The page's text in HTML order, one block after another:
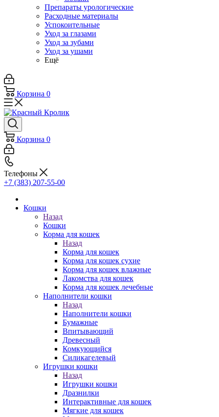
Препараты урологические
Расходные материалы
Успокоительные
Уход за глазами
Уход за зубами
Уход за ушами
Ещё
Корзина 0
Корзина 0
Телефоны
+7 (383) 207-55-00
Кошки
Назад
Кошки
Корма для кошек
Назад
Корма для кошек
Корма для кошек сухие
Корма для кошек влажные
Лакомства для кошек
Корма для кошек лечебные
Наполнители кошки
Назад
Наполнители кошки
Бумажные
Впитывающий
Древесный
Комкующийся
Силикагелевый
Игрушки кошки
Назад
Игрушки кошки
Дразнилки
Интерактивные для кошек
Мягкие для кошек